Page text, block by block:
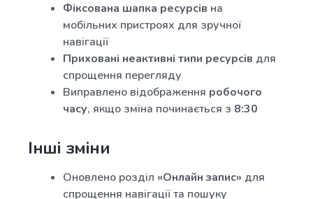
Фіксована шапка ресурсів на
мобільних пристроях для зручної
навігації
Приховані неактивні типи ресурсів для
спрощення перегляду
Виправлено відображення робочого
часу, якщо зміна починається з 8:30
Інші зміни
Оновлено розділ «Онлайн запис» для
спрощення навігації та пошуку